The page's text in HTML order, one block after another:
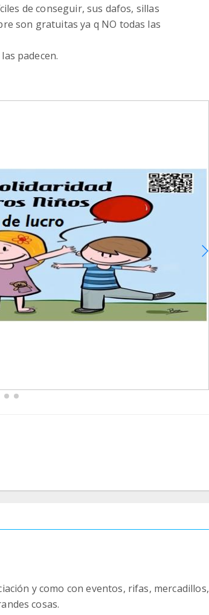
de conseguir, sus dafos, sillas
son gratuitas ya q NO todas las
padecen.
y como con eventos, rifas, mercadillos,
cosas.